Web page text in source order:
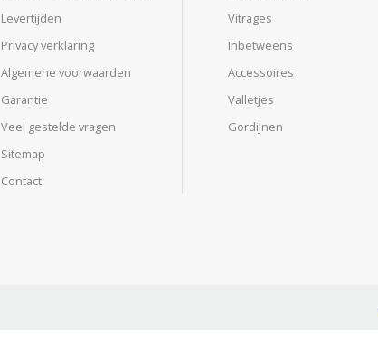
Levertijden
Privacy verklaring
Algemene voorwaarden
Garantie
Veel gestelde vragen
Sitemap
Contact
Vitrages
Inbetweens
Accessoires
Valletjes
Gordijnen